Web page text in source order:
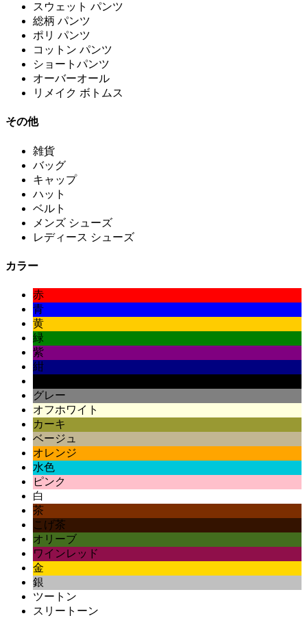
スウェット パンツ
総柄 パンツ
ポリ パンツ
コットン パンツ
ショートパンツ
オーバーオール
リメイク ボトムス
その他
雑貨
バッグ
キャップ
ハット
ベルト
メンズ シューズ
レディース シューズ
カラー
赤
青
黄
緑
紫
紺
グレー
オフホワイト
カーキ
ベージュ
オレンジ
水色
ピンク
白
茶
こげ茶
オリーブ
ワインレッド
金
銀
ツートン
スリートーン